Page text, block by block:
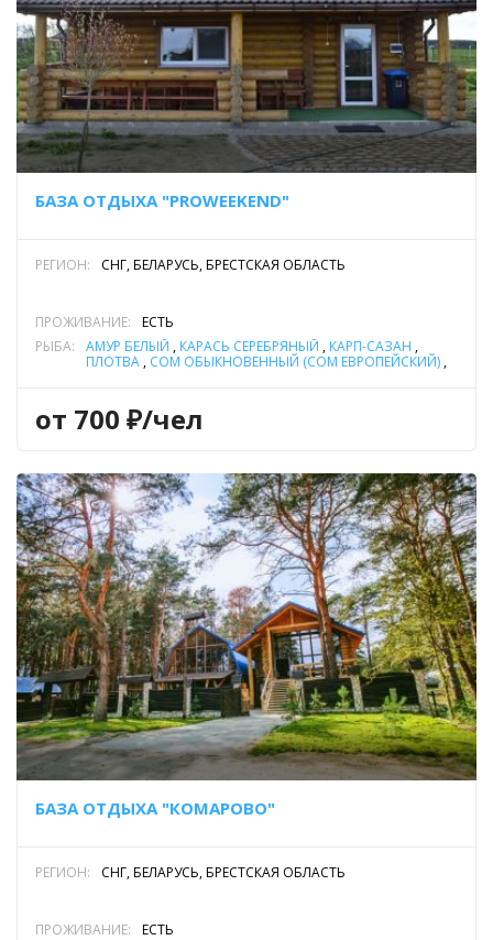
БАЗА ОТДЫХА "PROWEEKEND"
РЕГИОН: СНГ, БЕЛАРУСЬ, БРЕСТСКАЯ ОБЛАСТЬ
ПРОЖИВАНИЕ:
ЕСТЬ
РЫБА:
АМУР БЕЛЫЙ , КАРАСЬ СЕРЕБРЯНЫЙ , КАРП-САЗАН ,
ПЛОТВА , СОМ ОБЫКНОВЕННЫЙ (СОМ ЕВРОПЕЙСКИЙ) ,
от 700 ₽/чел
БАЗА ОТДЫХА "КОМАРОВО"
РЕГИОН: СНГ, БЕЛАРУСЬ, БРЕСТСКАЯ ОБЛАСТЬ
ПРОЖИВАНИЕ:
ЕСТЬ